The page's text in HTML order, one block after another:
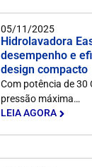
05/11/2025
Hidrolavadora
desempenho e
design compacto
Com potência de 30
pressão máxima…
LEIA AGORA